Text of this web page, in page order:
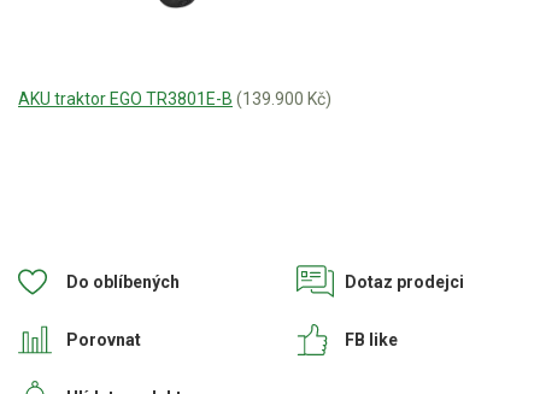
AKU traktor EGO TR3801E-B (139.900 Kč)
Do oblíbených
Porovnat
Dotaz prodejci
FB like